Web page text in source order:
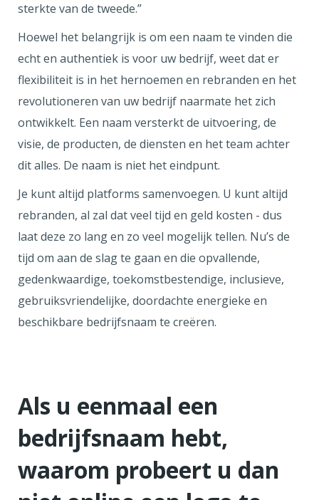
sterkte van de tweede.”
Hoewel het belangrijk is om een naam te vinden die
echt en authentiek is voor uw bedrijf, weet dat er
flexibiliteit is in het hernoemen en rebranden en het
revolutioneren van uw bedrijf naarmate het zich
ontwikkelt. Een naam versterkt de uitvoering, de
visie, de producten, de diensten en het team achter
dit alles. De naam is niet het eindpunt.
Je kunt altijd platforms samenvoegen. U kunt altijd
rebranden, al zal dat veel tijd en geld kosten - dus
laat deze zo lang en zo veel mogelijk tellen. Nu’s de
tijd om aan de slag te gaan en die opvallende,
gedenkwaardige, toekomstbestendige, inclusieve,
gebruiksvriendelijke, doordachte energieke en
beschikbare bedrijfsnaam te creëren.
Als u eenmaal een
bedrijfsnaam hebt,
waarom probeert u dan